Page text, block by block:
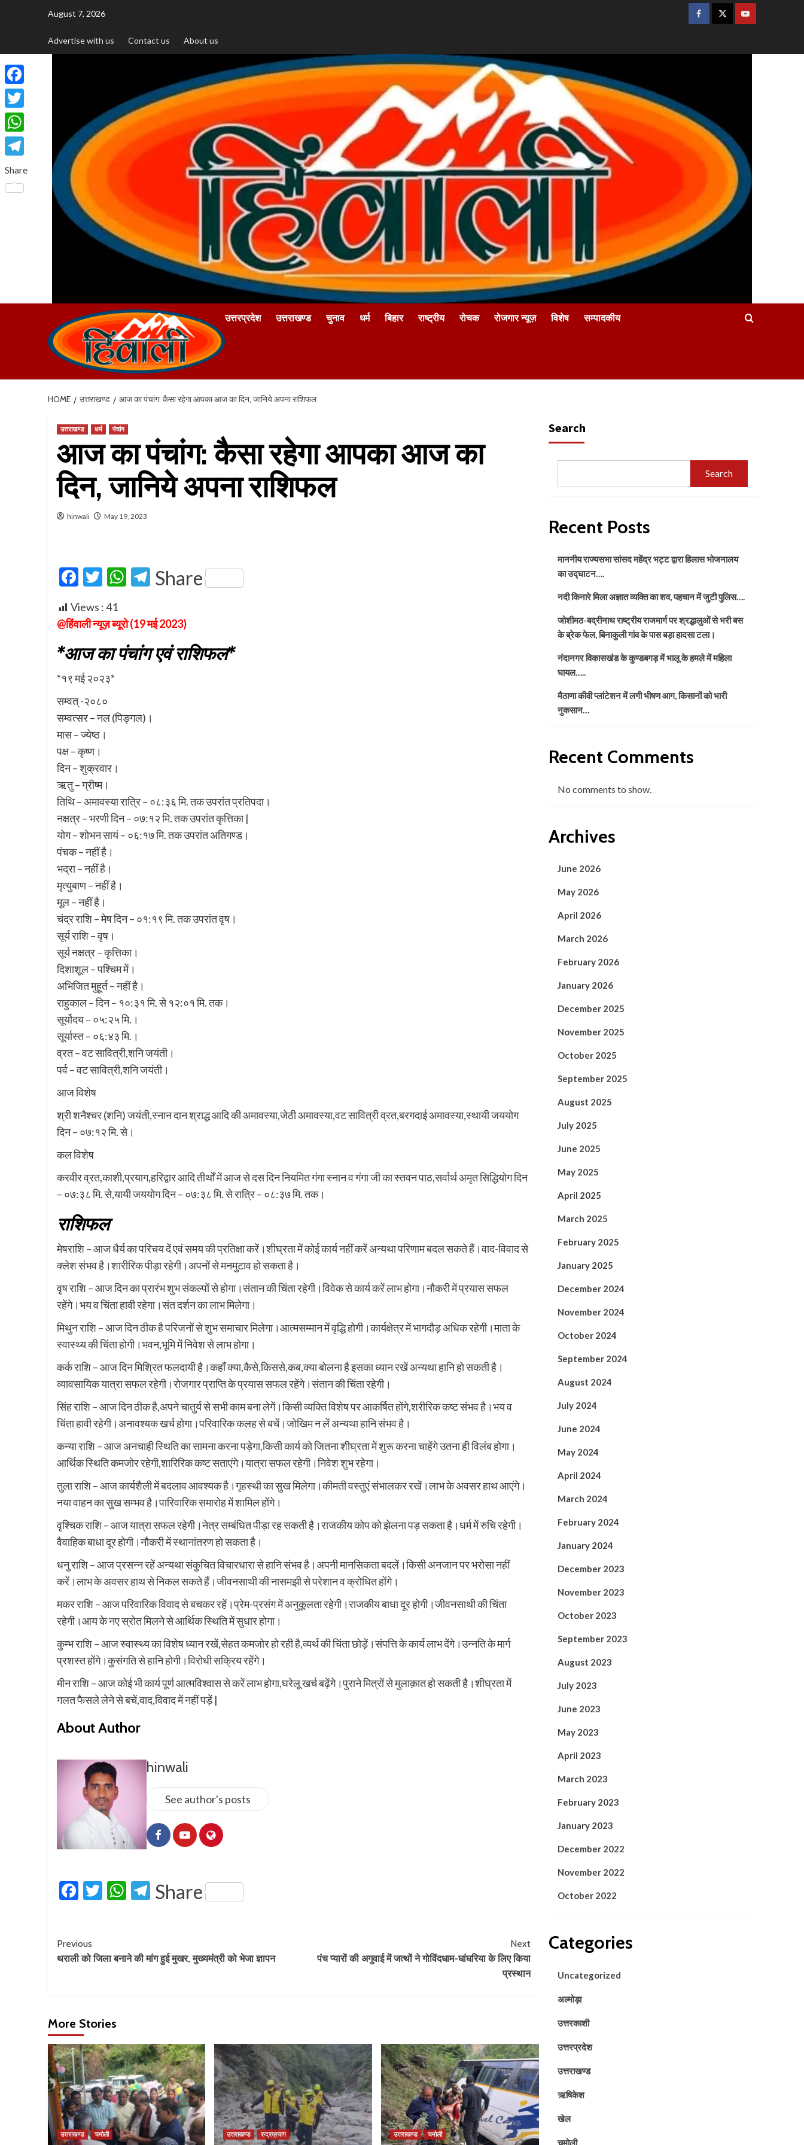
August 7, 2026
Advertise with us Contact us About us
उत्तरप्रदेश उत्तराखण्ड चुनाव धर्म बिहार राष्ट्रीय रोचक रोजगार न्यूज़ विशेष सम्पादकीय
HOME उत्तराखण्ड आज का पंचांग: कैसा रहेगा आपका आज का दिन, जानिये अपना राशिफल
उत्तराखण्ड धर्म पंचांग
आज का पंचांग: कैसा रहेगा आपका आज का
दिन, जानिये अपना राशिफल
hinwali May 19, 2023
Facebook
Twitter
WhatsApp
Telegram
Share
Views :41
@हिंवाली न्यूज़ ब्यूरो (19 मई 2023)
*आज का पंचांग एवं राशिफल*
*१९ मई २०२३*
सम्वत् -२०८०
सम्वत्सर – नल (पिङ्गल)।
मास – ज्येष्ठ।
पक्ष – कृष्ण।
दिन – शुक्रवार।
ऋतु – ग्रीष्म।
तिथि – अमावस्या रात्रि – ०८:३६ मि. तक उपरांत प्रतिपदा।
नक्षत्र – भरणी दिन – ०७:१२ मि. तक उपरांत कृत्तिका |
योग – शोभन सायं – ०६:१७ मि. तक उपरांत अतिगण्ड।
पंचक – नहीं है।
भद्रा – नहीं है।
मृत्युबाण – नहीं है।
मूल – नहीं है।
चंद्र राशि – मेष दिन – ०१:१९ मि. तक उपरांत वृष।
सूर्य राशि – वृष।
सूर्य नक्षत्र – कृत्तिका।
दिशाशूल – पश्चिम में।
अभिजित मुहूर्त – नहीं है।
राहुकाल – दिन – १०:३१ मि. से १२:०१ मि. तक‌।
सूर्योदय – ०५:२५ मि.।
सूर्यास्त – ०६:४३ मि.।
व्रत – वट सावित्री,शनि जयंती।
पर्व – वट सावित्री,शनि जयंती।
आज विशेष
श्री शनैश्चर (शनि) जयंती,स्नान दान श्राद्ध आदि की अमावस्या,जेठी अमावस्या,वट सावित्री व्रत,बरगदाई अमावस्या,स्थायी जययोग
दिन – ०७:१२ मि. से।
कल विशेष
करवीर व्रत,काशी,प्रयाग,हरिद्वार आदि तीर्थों में आज से दस दिन नियमित गंगा स्नान व गंगा जी का स्तवन पाठ,सर्वार्थ अमृत सिद्धियोग दिन
– ०७:३८ मि. से,यायी जययोग दिन – ०७:३८ मि. से रात्रि – ०८:३७ मि. तक।
राशिफल
मेषराशि – आज धैर्य का परिचय दें एवं समय की प्रतिक्षा करें।शीघ्रता में कोई कार्य नहीं करें अन्यथा परिणाम बदल सकते हैं।वाद-विवाद से
क्लेश संभव है।शारीरिक पीड़ा रहेगी।अपनों से मनमुटाव हो सकता है।
वृष राशि – आज दिन का प्रारंभ शुभ संकल्पों से होगा।संतान की चिंता रहेगी।विवेक से कार्य करें लाभ होगा।नौकरी में प्रयास सफल
रहेंगे।भय व चिंता हावी रहेगा।संत दर्शन का लाभ मिलेगा।
मिथुन राशि – आज दिन ठीक है परिजनों से शुभ समाचार मिलेगा।आत्मसम्मान में वृद्धि होगी।कार्यक्षेत्र में भागदौड़ अधिक रहेगी।माता के
स्वास्थ्य की चिंता होगी।भवन,भूमि में निवेश से लाभ होगा।
कर्क राशि – आज दिन मिश्रित फलदायी है।कहाँ क्या,कैसे,किससे,कब,क्या बोलना है इसका ध्यान रखें अन्यथा हानि हो सकती है।
व्यावसायिक यात्रा सफल रहेगी।रोजगार प्राप्ति के प्रयास सफल रहेंगे।संतान की चिंता रहेगी।
सिंह राशि – आज दिन ठीक है,अपने चातुर्य से सभी काम बना लेगें।किसी व्यक्ति विशेष पर आकर्षित होंगे,शरीरिक कष्ट संभव है।भय व
चिंता हावी रहेगी।अनावश्यक खर्च होगा।परिवारिक कलह से बचें।जोखिम न लें अन्यथा हानि संभव है।
कन्या राशि – आज अनचाही स्थिति का सामना करना पड़ेगा,किसी कार्य को जितना शीघ्रता में शुरू करना चाहेंगे उतना ही विलंब होगा।
आर्थिक स्थिति कमजोर रहेगी,शारिरिक कष्ट सताएंगे।यात्रा सफल रहेगी।निवेश शुभ रहेगा।
तुला राशि – आज कार्यशैली में बदलाव आवश्यक है।गृहस्थी का सुख मिलेगा।कीमती वस्तुएं संभालकर रखें।लाभ के अवसर हाथ आएंगे।
नया वाहन का सुख सम्भव है।पारिवारिक समारोह में शामिल होंगे।
वृश्चिक राशि – आज यात्रा सफल रहेगी।नेत्र सम्बंधित पीड़ा रह सकती है।राजकीय कोप को झेलना पड़ सकता है।धर्म में रुचि रहेगी।
वैवाहिक बाधा दूर होगी।नौकरी में स्थानांतरण हो सकता है।
धनु राशि – आज प्रसन्न रहें अन्यथा संकुचित विचारधारा से हानि संभव है।अपनी मानसिकता बदलें।किसी अनजान पर भरोसा नहीं
करें।लाभ के अवसर हाथ से निकल सकते हैं।जीवनसाथी की नासमझी से परेशान व क्रोधित होंगे।
मकर राशि – आज परिवारिक विवाद से बचकर रहें।प्रेम-प्रसंग में अनुकूलता रहेगी।राजकीय बाधा दूर होगी।जीवनसाथी की चिंता
रहेगी।आय के नए स्रोत मिलने से आर्थिक स्थिति में सुधार होगा।
कुम्भ राशि – आज स्वास्थ्य का विशेष ध्यान रखें,सेहत कमजोर हो रही है,व्यर्थ की चिंता छोड़ें।संपत्ति के कार्य लाभ देंगे।उन्नति के मार्ग
प्रशस्त होंगे।कुसंगति से हानि होगी।विरोधी सक्रिय रहेंगे।
मीन राशि – आज कोई भी कार्य पूर्ण आत्मविश्वास से करें लाभ होगा,घरेलू खर्च बढ़ेंगे।पुराने मित्रों से मुलाक़ात हो सकती है।शीघ्रता में
गलत फैसले लेने से बचें,वाद,विवाद में नहीं पड़ें |
About Author
hinwali
See author's posts
Facebook
Twitter
WhatsApp
Telegram
Share
Previous
थराली को जिला बनाने की मांग हुई मुखर, मुख्यमंत्री को भेजा ज्ञापन
Next
पंच प्यारों की अगुवाई में जत्थों ने गोविंदधाम-घांघरिया के लिए किया
प्रस्थान
More Stories
उत्तराखण्ड चमोली उत्तराखण्ड रुद्रप्रयाग उत्तराखण्ड चमोली
Search
Search
Recent Posts
माननीय राज्यसभा सांसद महेंद्र भट्ट द्वारा हिलास भोजनालय
का उद्घाटन….
नदी किनारे मिला अज्ञात व्यक्ति का शव, पहचान में जुटी पुलिस….
जोशीमठ-बद्रीनाथ राष्ट्रीय राजमार्ग पर श्रद्धालुओं से भरी बस
के ब्रेक फेल, बिनाकुली गांव के पास बड़ा हादसा टला।
नंदानगर विकासखंड के कुण्डबगड़ में भालू के हमले में महिला
घायल…..
मैठाणा कीवी प्लांटेशन में लगी भीषण आग, किसानों को भारी
नुकसान…
Recent Comments
No comments to show.
Archives
June 2026
May 2026
April 2026
March 2026
February 2026
January 2026
December 2025
November 2025
October 2025
September 2025
August 2025
July 2025
June 2025
May 2025
April 2025
March 2025
February 2025
January 2025
December 2024
November 2024
October 2024
September 2024
August 2024
July 2024
June 2024
May 2024
April 2024
March 2024
February 2024
January 2024
December 2023
November 2023
October 2023
September 2023
August 2023
July 2023
June 2023
May 2023
April 2023
March 2023
February 2023
January 2023
December 2022
November 2022
October 2022
Categories
Uncategorized
अल्मोड़ा
उत्तरकाशी
उत्तरप्रदेश
उत्तराखण्ड
ऋषिकेश
खेल
चमोली
Facebook
Twitter
WhatsApp
Telegram
Share